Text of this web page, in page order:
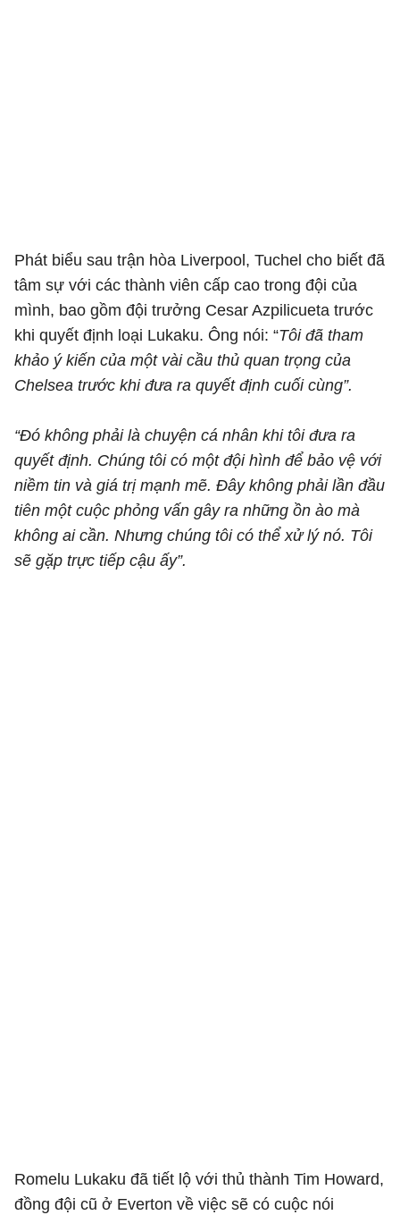
Phát biểu sau trận hòa Liverpool, Tuchel cho biết đã
tâm sự với các thành viên cấp cao trong đội của
mình, bao gồm đội trưởng Cesar Azpilicueta trước
khi quyết định loại Lukaku. Ông nói: “Tôi đã tham
khảo ý kiến của một vài cầu thủ quan trọng của
Chelsea trước khi đưa ra quyết định cuối cùng”.
“Đó không phải là chuyện cá nhân khi tôi đưa ra
quyết định. Chúng tôi có một đội hình để bảo vệ với
niềm tin và giá trị mạnh mẽ. Đây không phải lần đầu
tiên một cuộc phỏng vấn gây ra những ồn ào mà
không ai cần. Nhưng chúng tôi có thể xử lý nó. Tôi
sẽ gặp trực tiếp cậu ấy”.
Romelu Lukaku đã tiết lộ với thủ thành Tim Howard,
đồng đội cũ ở Everton về việc sẽ có cuộc nói